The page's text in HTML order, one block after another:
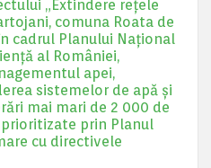
„Extindere rețele
comuna Roata de
cadrul Planului Național
al României,
apei,
sistemelor de apă și
mai mari de 2 000 de
prin Planul
cu directivele